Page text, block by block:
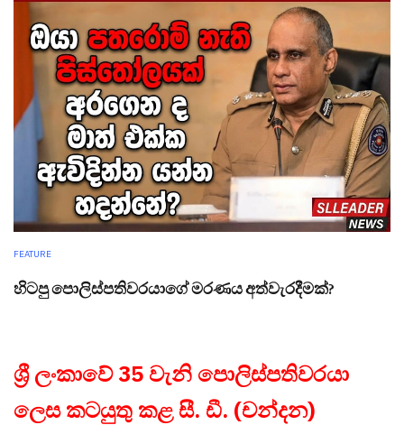
FEATURE
හිටපු පොලිස්පතිවරයාගේ මරණය අත්වැරදීමක්?
ශ්‍රී ලංකාවේ 35 වැනි පොලිස්පතිවරයා
ලෙස කටයුතු කළ සී. ඩී. (චන්දන)